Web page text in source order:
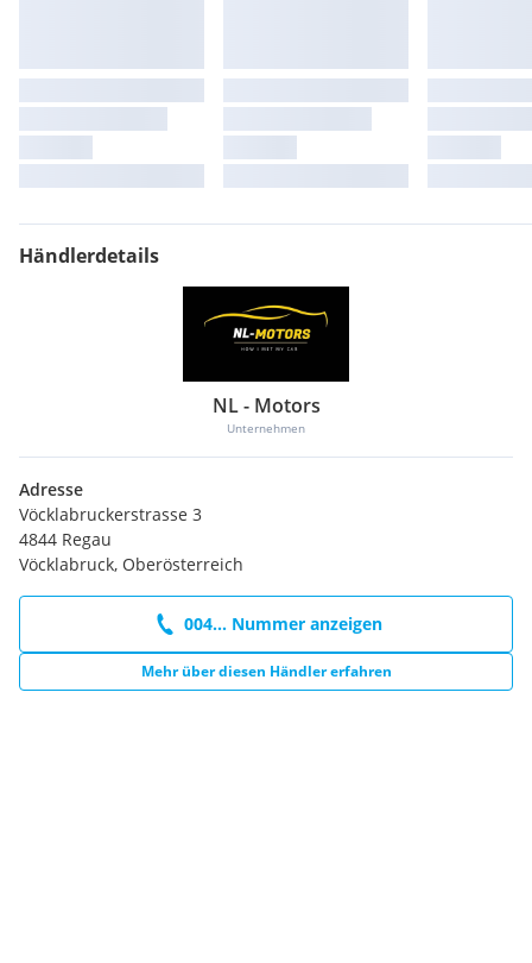
Händlerdetails
NL - Motors
Unternehmen
Adresse
Vöcklabruckerstrasse 3
4844 Regau
Vöcklabruck, Oberösterreich
004... Nummer anzeigen
Mehr über diesen Händler erfahren